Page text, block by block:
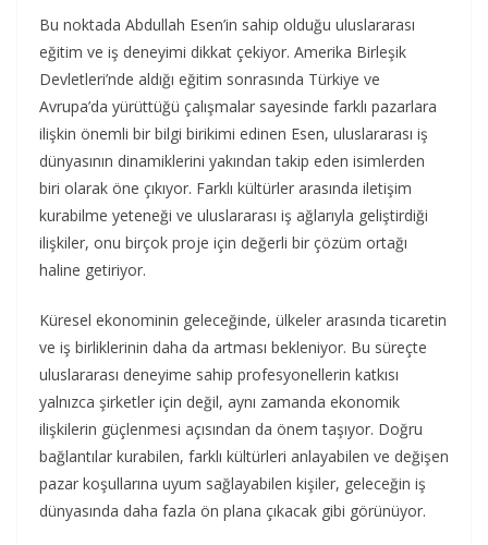
Bu noktada Abdullah Esen’in sahip olduğu uluslararası
eğitim ve iş deneyimi dikkat çekiyor. Amerika Birleşik
Devletleri’nde aldığı eğitim sonrasında Türkiye ve
Avrupa’da yürüttüğü çalışmalar sayesinde farklı pazarlara
ilişkin önemli bir bilgi birikimi edinen Esen, uluslararası iş
dünyasının dinamiklerini yakından takip eden isimlerden
biri olarak öne çıkıyor. Farklı kültürler arasında iletişim
kurabilme yeteneği ve uluslararası iş ağlarıyla geliştirdiği
ilişkiler, onu birçok proje için değerli bir çözüm ortağı
haline getiriyor.
Küresel ekonominin geleceğinde, ülkeler arasında ticaretin
ve iş birliklerinin daha da artması bekleniyor. Bu süreçte
uluslararası deneyime sahip profesyonellerin katkısı
yalnızca şirketler için değil, aynı zamanda ekonomik
ilişkilerin güçlenmesi açısından da önem taşıyor. Doğru
bağlantılar kurabilen, farklı kültürleri anlayabilen ve değişen
pazar koşullarına uyum sağlayabilen kişiler, geleceğin iş
dünyasında daha fazla ön plana çıkacak gibi görünüyor.